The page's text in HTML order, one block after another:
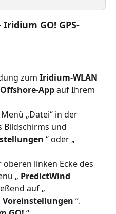
GO! GPS-
zum Iridium-WLAN
Offshore-App auf Ihrem
„Datei“ in der
Bildschirms und
“ oder „
oberen linken Ecke des
„ PredictWind
auf „
Voreinstellungen “.